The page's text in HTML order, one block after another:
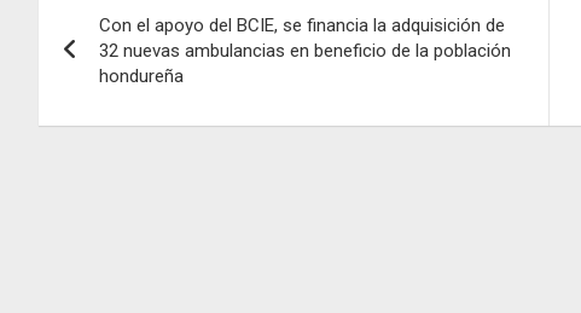
de
Con el apoyo del BCIE, se financia la adquisición de
32 nuevas ambulancias en beneficio de la población
hondureña